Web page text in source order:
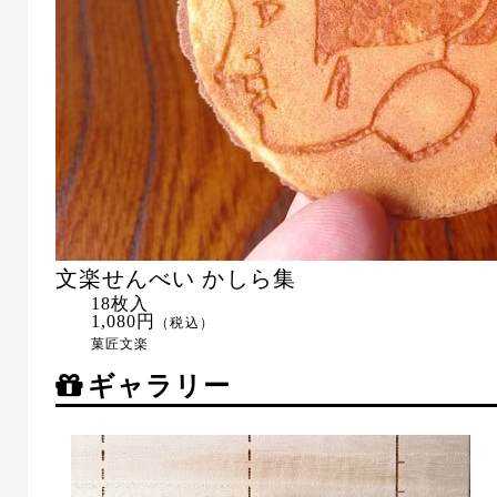
文楽せんべい かしら集
18枚入
1,080円
（税込）
菓匠文楽
ギャラリー